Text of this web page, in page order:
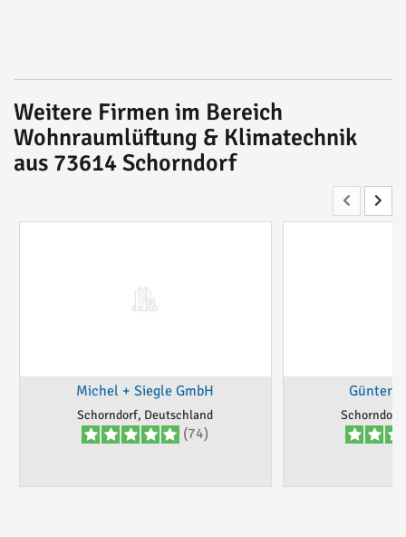
Weitere Firmen im Bereich
Wohnraumlüftung & Klimatechnik
aus 73614 Schorndorf
Michel + Siegle GmbH
Schorndorf, Deutschland
(74)
Günter